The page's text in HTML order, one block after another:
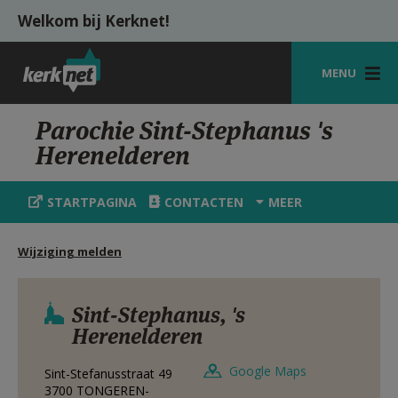
Overslaan en naar de inhoud gaan
Welkom bij Kerknet!
MENU
STARTPAGINA
KERK
VIERINGEN
HULP
MIJN PAROCHIE
AANMELDEN OF REGISTREREN
Parochie Sint-Stephanus 's
Herenelderen
STARTPAGINA CONTACTEN MEER
Wijziging melden
Sint-Stephanus, 's
Herenelderen
Sint-Stefanusstraat 49
3700 TONGEREN-
Google Maps